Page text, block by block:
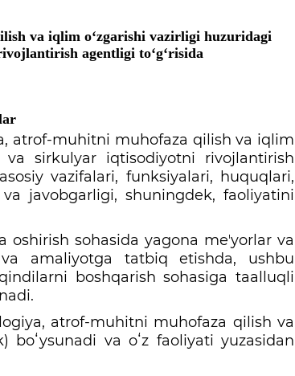
va iqlim oʻzgarishi vazirligi huzuridagi
agentligi toʻgʻrisida
atrof-muhitni muhofaza qilish va iqlim
va sirkulyar iqtisodiyotni rivojlantirish
vazifalari, funksiyalari, huquqlari,
javobgarligi, shuningdek, faoliyatini
sohasida yagona meʼyorlar va
amaliyotga tatbiq etishda, ushbu
boshqarish sohasiga taalluqli
atrof-muhitni muhofaza qilish va
va oʻz faoliyati yuzasidan